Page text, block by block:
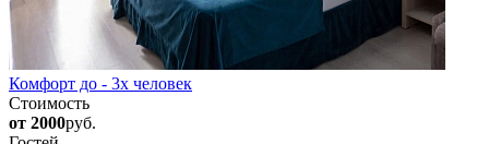
Комфорт до - 3х человек
Стоимость
от 2000руб.